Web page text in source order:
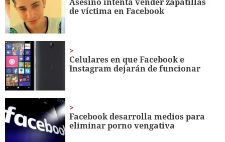
10
seconds
de víctima en Facebook
Celulares en que Facebook e
Instagram dejarán de funcionar
Facebook desarrolla medios para
eliminar porno vengativa